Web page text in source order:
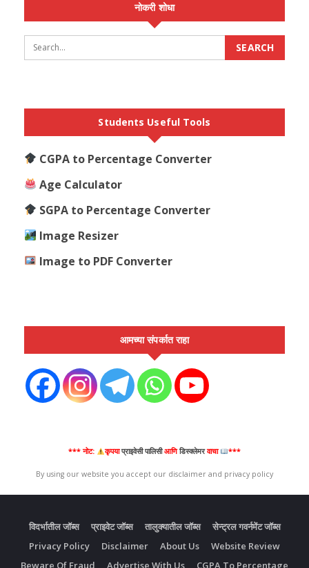
नोकरी शोधा
Students Useful Tools
CGPA to Percentage Converter
Age Calculator
SGPA to Percentage Converter
Image Resizer
Image to PDF Converter
आमच्या संपर्कात राहा
*** नोट: कृपयाप्राइवेसी पालिसीआणिडिस्क्लेमर वाचा ***
By using our website you accept our disclaimer and privacy policy
विदर्भातील जॉब्स प्राइवेट जॉब्स तालुक्यातील जॉब्स
सेन्ट्रल गवर्नमेंट जॉब्स
Privacy Policy
Disclaimer About Us
Website Review
Beware Of Fraud
Advertise With Us CGPA To Percentage